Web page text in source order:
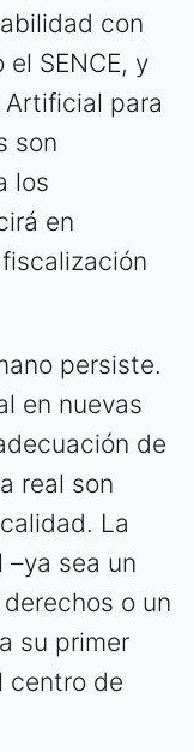
con
SENCE, y
para
son
los
en
persiste.
en nuevas
de
real son
La
sea un
o un
su primer
centro de